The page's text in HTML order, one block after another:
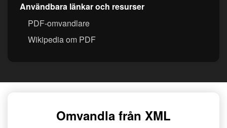
Användbara länkar och resurser
PDF-omvandlare
Wikipedia om PDF
Omvandla från XML